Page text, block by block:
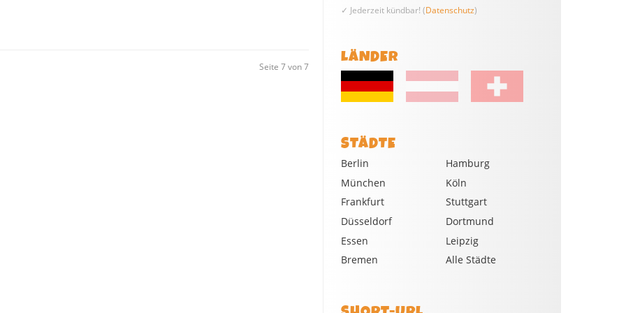
Seite 7 von 7
✓ Jederzeit kündbar! (Datenschutz)
LÄNDER
STÄDTE
Berlin
Hamburg
München
Köln
Frankfurt
Stuttgart
Düsseldorf
Dortmund
Essen
Leipzig
Bremen
Alle Städte